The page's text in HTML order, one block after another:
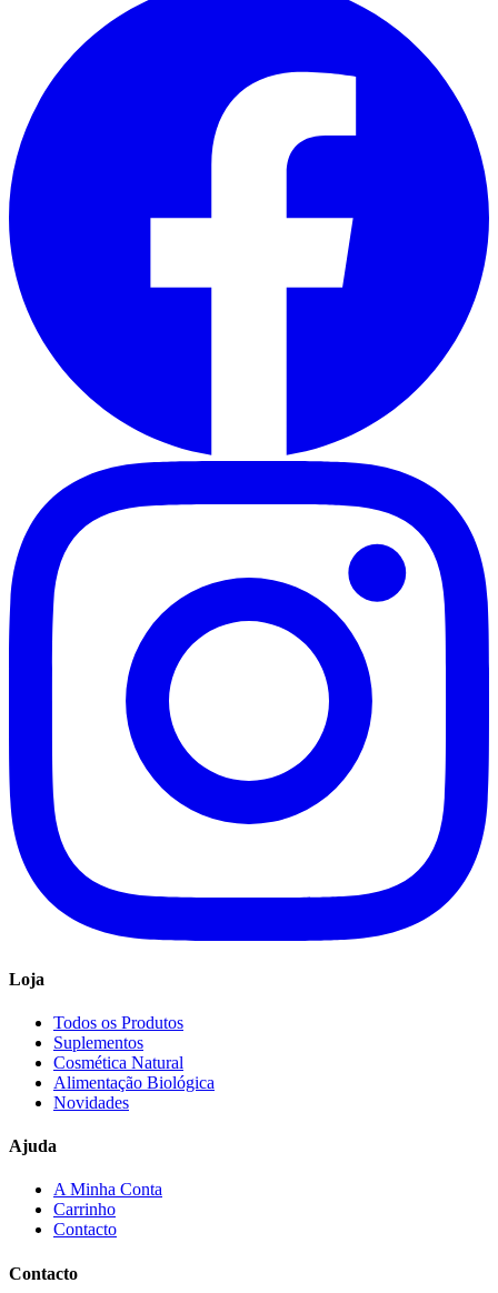
Loja
Todos os Produtos
Suplementos
Cosmética Natural
Alimentação Biológica
Novidades
Ajuda
A Minha Conta
Carrinho
Contacto
Contacto